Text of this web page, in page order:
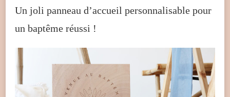
Un joli panneau d’accueil personnalisable pour
un baptême réussi !